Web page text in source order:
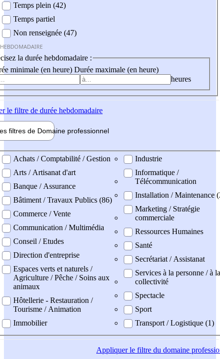
Temps plein (42)
Temps partiel
Non renseignée (47)
la durée hebdomadaire :
minimale (en heure) Durée maximale (en heure)
heures
le filtre de durée hebdomadaire
filtres de Domaine professionnel
professionel
Achats / Comptabilité / Gestion
Arts / Artisanat d'art
Banque / Assurance
Bâtiment / Travaux Publics (86)
Commerce / Vente
Communication / Multimédia
Conseil / Etudes
Direction d'entreprise
Espaces verts et naturels /
Agriculture / Pêche / Soins aux
animaux
Hôtellerie - Restauration /
Tourisme / Animation
Immobilier
Industrie
Informatique /
Télécommunication
Installation / Maintenance
Marketing / Stratégie
commerciale
Ressources Humaines
Santé
Secrétariat / Assistanat
Services à la personne / à la
collectivité
Spectacle
Sport
Transport / Logistique (1)
Appliquerle filtre du domaine